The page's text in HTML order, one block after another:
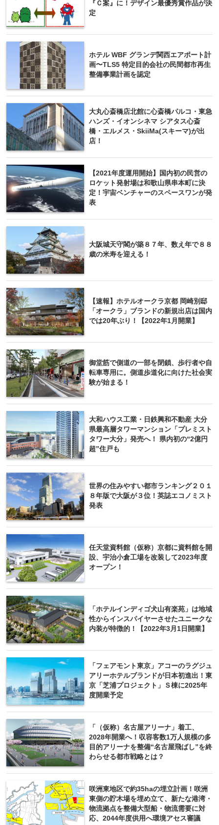
『Ｃ案』に！デザイン最優秀賞作品が決
定
ホテル WBF グランデ関西エアポート計
画〜TLS5 特定目的会社の民間都市再生
整備事業計画を認定
大丸心斎橋店北館に心斎橋パルコ・東急
ハンズ・イオンシネマ シアタス心斎
橋・エルメス・SkiiMa(スキーマ)が出
店！
【2021年度運用開始】国内初の民営の
ロケット発射場は和歌山県串本町に決
定！宇宙ベンチャーのスペースワンが発
表
大阪城天守閣が築８７年、数え年で８８
歳の米寿を迎える！
【速報】ホテルオークラ京都 岡崎別邸
「オークラ」ブランドの新規出店は国内
では20年ぶり！【2022年1月開業】
御堂筋で側道の一部を閉鎖、歩行者や自
転車専用に。側道歩道化に向けた社会実
験が始まる！
大和ハウス工業・日鉄興和不動産 大分
県最高層タワーマンション「プレミスト
タワー大分」発売へ！ 県内初の“2億円
超”住戸も
世界の住みやすい都市ランキング２０１
８年版で大阪が３位！英誌エコノミスト
発表
任天堂資料館（仮称）京都に資料館を開
設、宇治小倉工場を改装して2023年度
オープン！
「ホテルインディゴ犬山有楽苑」は地域
性からインスパイヤーさせたユニークな
内装が特徴的！【2022年3月1日開業】
「フェアモント東京」アコーのラグジュ
アリーホテルブランドが日本初進出！東
京「芝浦プロジェクト」Ｓ棟に2025年
度開業予定
「（仮称）名古屋アリーナ」着工、
2028年開業へ！収容客数1万人規模の多
目的アリーナを整備“名古屋飛ばし”を終
わらせる都市戦略とは？
咲洲東地区で約35haの埋立計画！咲洲
東側の貯木場を埋め立て、新たな港湾・
物流拠点を整備大型船・物流需要に対
応、2044年度供用へ環境アセス審議